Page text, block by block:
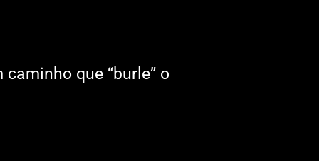
que “burle” o